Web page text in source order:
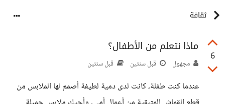
ثقافة
6
ماذا نتعلم من الأطفال؟
مجهول قبل سنتين قبل سنتين
عندما كنت طفلة، كانت لدى دمية لطيفة أصمم لها الملابس من